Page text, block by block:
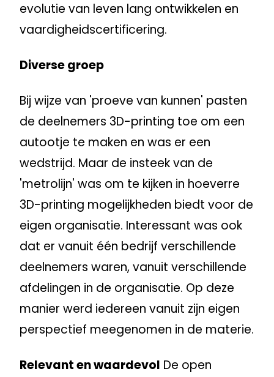
evolutie van leven lang ontwikkelen en
vaardigheidscertificering.
Diverse groep
Bij wijze van 'proeve van kunnen' pasten
de deelnemers 3D-printing toe om een
autootje te maken en was er een
wedstrijd. Maar de insteek van de
'metrolijn' was om te kijken in hoeverre
3D-printing mogelijkheden biedt voor de
eigen organisatie. Interessant was ook
dat er vanuit één bedrijf verschillende
deelnemers waren, vanuit verschillende
afdelingen in de organisatie. Op deze
manier werd iedereen vanuit zijn eigen
perspectief meegenomen in de materie.
Relevant en waardevol De open